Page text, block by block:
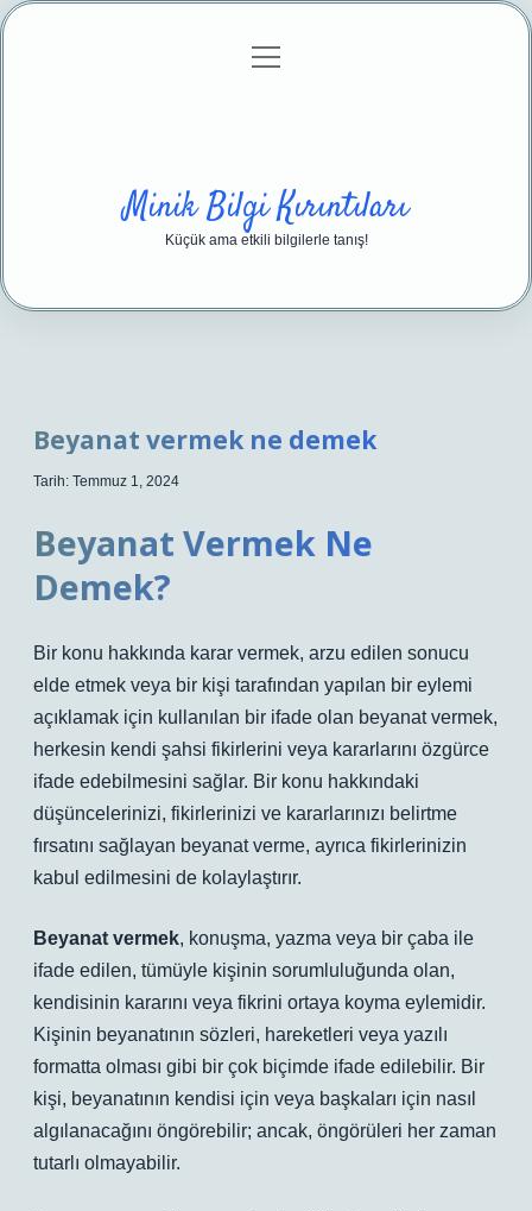
Gizlilik Politikası
menüyü
Minik Bilgi Kırıntıları
Küçük ama etkili bilgilerle tanış!
Beyanat vermek ne demek
Tarih: Temmuz 1, 2024
Beyanat Vermek Ne
Demek?
Bir konu hakkında karar vermek, arzu edilen sonucu
elde etmek veya bir kişi tarafından yapılan bir eylemi
açıklamak için kullanılan bir ifade olan beyanat vermek,
herkesin kendi şahsi fikirlerini veya kararlarını özgürce
ifade edebilmesini sağlar. Bir konu hakkındaki
düşüncelerinizi, fikirlerinizi ve kararlarınızı belirtme
fırsatını sağlayan beyanat verme, ayrıca fikirlerinizin
kabul edilmesini de kolaylaştırır.
Beyanat vermek, konuşma, yazma veya bir çaba ile
ifade edilen, tümüyle kişinin sorumluluğunda olan,
kendisinin kararını veya fikrini ortaya koyma eylemidir.
Kişinin beyanatının sözleri, hareketleri veya yazılı
formatta olması gibi bir çok biçimde ifade edilebilir. Bir
kişi, beyanatının kendisi için veya başkaları için nasıl
algılanacağını öngörebilir; ancak, öngörüleri her zaman
tutarlı olmayabilir.